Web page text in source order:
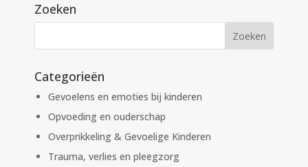
Zoeken
Categorieën
Gevoelens en emoties bij kinderen
Opvoeding en ouderschap
Overprikkeling & Gevoelige Kinderen
Trauma, verlies en pleegzorg